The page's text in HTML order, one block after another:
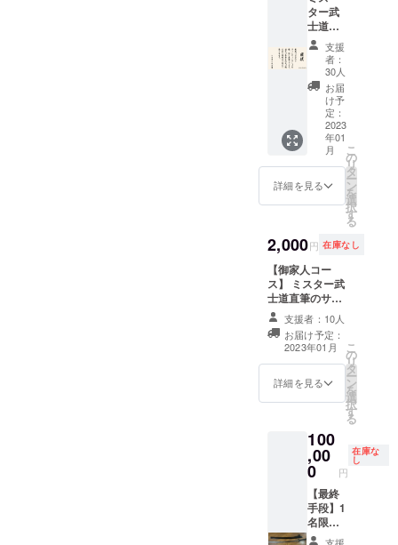
能期間 2023年
1月1日～2023年
5月1日まで） 講
演内容 ・約1時
間 ・実施場所 支
援者様とのご相
談にて決定。 交
通費・宿泊費等
は銀行振り込み
にてお願い致し
ます。 講演時に
はスタッフも同
行いたします。
ター武
士道か
らの感
状（お
手紙）
+紙の本
購入の
方には
追加で
直筆サ
インさ
せて頂
きま
す。 ※
サイン
要望が
多かっ
たため
追加致
しま
イン本
ご希望
の方
は、各
コース
ご購入
くださ
い。 ※
御家人
コー
ス・執
権コー
スご購
支援
者：
30人
お届
け予
定：
2023
年01
月
詳細を見る
こ
の
リ
タ
ー
ン
を
選
択
す
る
2,000円 在庫なし
【御家人コー
ス】 ミスター武
士道直筆のサイ
ン入り鎌倉人物
名鑑（仮）を紙
の本でご住所へ
お届けします。
サイン入り栞も
お付けいたしま
ズ48×147mm
支援者：10人
お届け予定：
2023年01月
詳細を見る
こ
の
リ
タ
ー
ン
を
選
択
す
る
100
,00
0 円
在庫な
し
【最終
手段】1
名限
定・愛
支援